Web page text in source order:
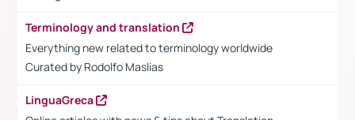
Terminology and translation
Everything new related to terminology worldwide
Curated by Rodolfo Maslias
LinguaGreca